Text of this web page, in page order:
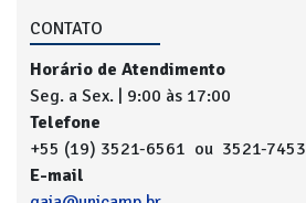
CONTATO
Horário de Atendimento
Seg. a Sex. | 9:00 às 17:00
Telefone
+55 (19) 3521-6561 ou 3521-7453
E-mail